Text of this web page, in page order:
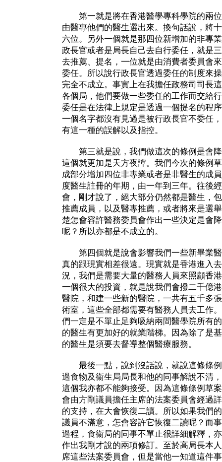
第一就是將在香港醫學專科學院的兩位
由醫專他們的醫生選出來。換句話說，將
六位。另外一個就是那四位新增加的非專
政長官或者是局長自己去自行委任，就是
去推薦、提名，一位就是由消費者委員會
委任。所以說行政長官透過委任的制度來
完全不成立。事實上在我擔任政務司司長
各個局，他們要做一些委任的工作而交給
委任是在法律上規定是透過一個提名的程
一個名字都沒有見過是被行政長官不委任
有這一種的誤解以及指控。
第三就是說，我們做這次的條例是會降
這個就更加是天方夜譚。我們今次的條例
成部分增加四位非專業或者是非醫生的成
度醫生註冊的年期，由一年到三年。往後
會，剛才說了，絕大部分仍然都是醫生，
推薦成員，以及醫專推薦，或者將來是選
楚怎會容許醫務委員會作出一些決定是會
呢？所以亦都是不成立的。
第四個就是說會影響我們一些新畢業醫
真的跟現實相差很遠。現實就是香港進入
況，我們是需要大量的醫務人員來照顧香
一個很大的投資，就是說我們會撥二千億
醫院，和建一些新的醫院，一共有五千多
術室，這些全部都需要有醫務人員去工作
們一定是不單止足夠吸納兩間醫學院所有
的醫生有更加好的就業階梯。因為除了是
的醫生是須要去督導整個醫療服務。
最後一點，說到沒話說，就說這條條例
過食物及衞生局局長和他的同事解說不清
這個我亦都不能夠接受。因為這條條例草
會由方剛議員擔任主席的法案委員會經過
的支持，在大會恢復二讀。所以如果我們
議員不滿意，怎會容許它恢復二讀呢？而
過程，食衞局的同事不單止很詳細解釋，
作出我剛才說的兩項修訂。至於高局長本
席這些法案委員會，但是當他一知道這件